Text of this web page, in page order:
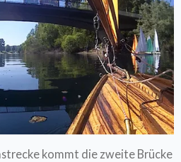
kommt die zweite Brücke